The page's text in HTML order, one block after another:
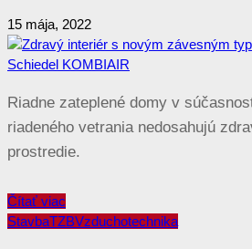
15 mája, 2022
Riadne zateplené domy v
riadeného vetrania nedosahujú
prostredie.
Čítať viac
StavbaTZBVzduchotechnika